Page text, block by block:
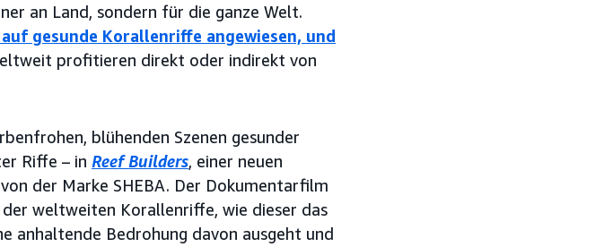
an Land, sondern für die ganze Welt.
gesunde Korallenriffe angewiesen, und
profitieren direkt oder indirekt von
blühenden Szenen gesunder
Riffe – in Reef Builders, einer neuen
der Marke SHEBA. Der Dokumentarfilm
weltweiten Korallenriffe, wie dieser das
anhaltende Bedrohung davon ausgeht und